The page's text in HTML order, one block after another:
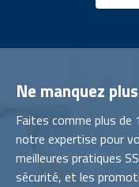
Ne manquez
Faites comme plus
notre expertise pour
meilleures pratiques
sécurité, et les